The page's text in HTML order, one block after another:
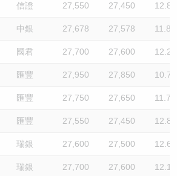
信證 27,550 27,450 12.8
中銀 27,678 27,578 11.8
國君 27,700 27,600 12.2
匯豐 27,950 27,850 10.7
匯豐 27,750 27,650 11.7
匯豐 27,550 27,450 12.8
瑞銀 27,600 27,500 12.6
瑞銀 27,700 27,600 12.1